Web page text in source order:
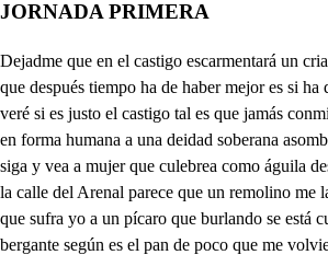
JORNADA PRIMERA
Dejadme que en el castigo escarmentará un criado siempre opuesto en mi cuidado a parecer mi enemigo yo te mataré traidor con tu riesgo llega a dar que solo puede matar y salir horro un doctor déjale ahora por mí que después tiempo ha de haber mejor es si ha de volver al tema acabarle aquí que si la causa reparte no es tanta la que le he dado que pueda tener su enfado primera y segunda parte qué ha hecho decid su culpa veré si es justo el castigo tal es que jamás conmigo tendrá este traidor disculpa que siguiese una mujer le mandé y hala perdido miren que pleito seguido que le importaba el comer y eso sentís era un cielo reducido en forma humana a una deidad soberana asombro y pasmo del suelo pues señor deidad o no soy podenco de hermosuras que tengo de ver a oscuras donde esa mujer se entró a la oración ya tocada quién habrá que siga y vea a mujer que culebrea como águila deslizada el seguirla me dijiste que confiarse de ti Pues señor ya la seguí y en qué calle la perdiste di bárbaro animal la que es la calle famosa limpia empedrada y curiosa la calle del Arenal parece que un remolino me la quitó de los ojos solo para darme enojos te volviste del camino que alguna casa la encierra y no pudo esta señora ser una gran pecadora y tragársela la tierra y queréis que sufra yo a un pícaro que burlando se está cuando estoy rabiando la mujer que se perdió no era mía qué os parece si es gracioso natural enfermo en un hospital gracejará Qué merece quién da su pan a un bergante según es el pan de poco que me volviese yo lo loco y que sirva de montante don Alonso de Medrano te llaman todos y yo Alonso medra no quien le sirve escaso llano desechaste este vestido y como es invierno ya estoy como aquel que está con cisión que le ha venido porque es tan sencillo y tierno que fuera Dios me es testigo aún de poquísimo abrigo para puesto en el infierno o la mujer me has de dar o ver para qué has nacido Para servirte que ha sido nacer para no medrar mañana que es fiesta ha de ir a misa y podrás hacer diligencia para ver si la puedes descubrir que como tú diligente Lo procures la hallarás sí porque en Madrid no hay más que una iglesia solamente